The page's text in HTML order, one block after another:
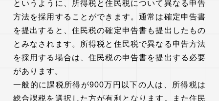
というように、所得税と住民税について異なる申告
方法を採用することができます。通常は確定申告書
を提出すると、住民税の確定申告書も提出したもの
とみなされます。所得税と住民税で異なる申告方法
を採用する場合は、住民税の申告書を提出する必要
があります。
一般的に課税所得が900万円以下の人は、所得税は
総合課税を選択した方が有利となります。また住民